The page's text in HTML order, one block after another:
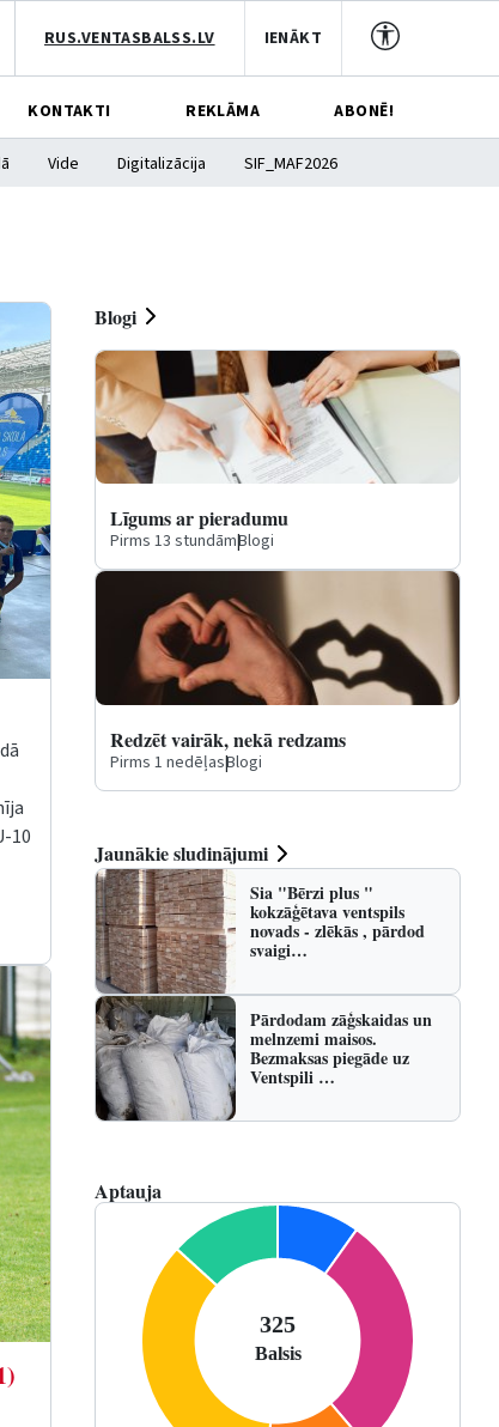
RUS.VENTASBALSS.LV IENĀKT
KONTAKTI REKLĀMA ABONĒ!
Vide Digitalizācija SIF_MAF2026
10
Blogi
Līgums ar pieradumu
Pirms 13 stundām|Blogi
Redzēt vairāk, nekā redzams
Pirms 1 nedēļas|Blogi
Jaunākie sludinājumi
Sia "Bērzi plus "
kokzāģētava ventspils
novads - zlēkās , pārdod
svaigi…
Pārdodam zāģskaidas un
melnzemi maisos.
Bezmaksas piegāde uz
Ventspili …
Aptauja